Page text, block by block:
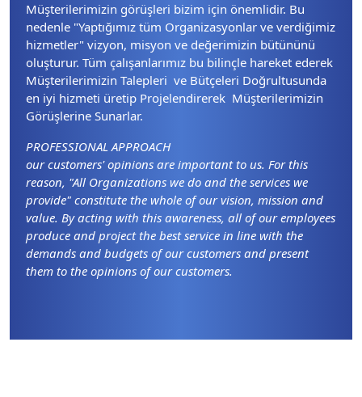
Müşterilerimizin görüşleri bizim için önemlidir. Bu
nedenle "Yaptığımız tüm Organizasyonlar ve verdiğimiz
hizmetler" vizyon, misyon ve değerimizin bütününü
oluşturur. Tüm çalışanlarımız bu bilinçle hareket ederek
Müşterilerimizin Talepleri ve Bütçeleri Doğrultusunda
en iyi hizmeti üretip Projelendirerek Müşterilerimizin
Görüşlerine Sunarlar.
PROFESSIONAL APPROACH
our customers' opinions are important to us. For this
reason, "All Organizations we do and the services we
provide" constitute the whole of our vision, mission and
value. By acting with this awareness, all of our employees
produce and project the best service in line with the
demands and budgets of our customers and present
them to the opinions of our customers.